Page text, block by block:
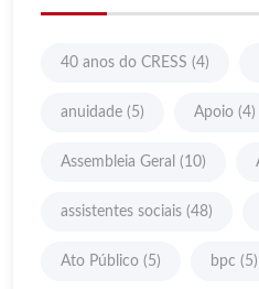
40 anos do CRESS (4)
anuidade (5) Apoio (4)
Assembleia Geral (10)
assistentes sociais (48)
Ato Público (5) bpc (5)